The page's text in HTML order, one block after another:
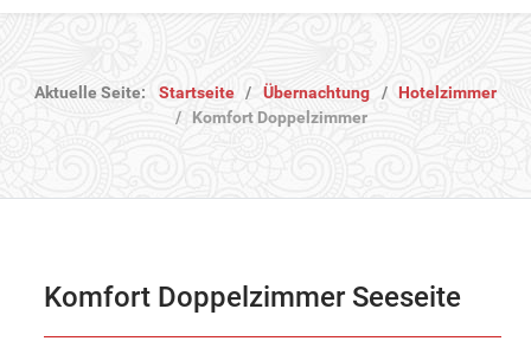
Aktuelle Seite: Startseite Übernachtung
Hotelzimmer
Komfort Doppelzimmer
Komfort Doppelzimmer Seeseite